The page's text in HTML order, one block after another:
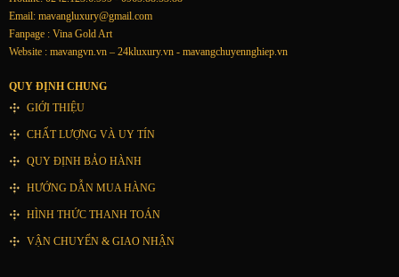
Email: mavangluxury@gmail.com
Fanpage : Vina Gold Art
Website : mavangvn.vn – 24kluxury.vn - mavangchuyennghiep.vn
QUY ĐỊNH CHUNG
GIỚI THIỆU
CHẤT LƯỢNG VÀ UY TÍN
QUY ĐỊNH BẢO HÀNH
HƯỚNG DẪN MUA HÀNG
HÌNH THỨC THANH TOÁN
VẬN CHUYỂN & GIAO NHẬN